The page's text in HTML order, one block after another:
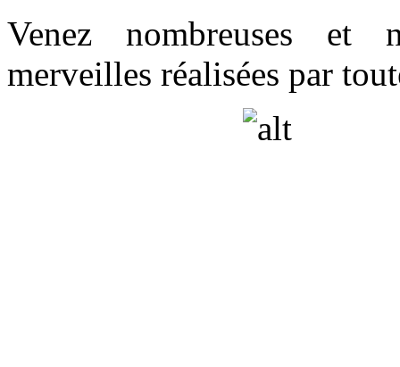
Venez nombreuses et
merveilles réalisées par